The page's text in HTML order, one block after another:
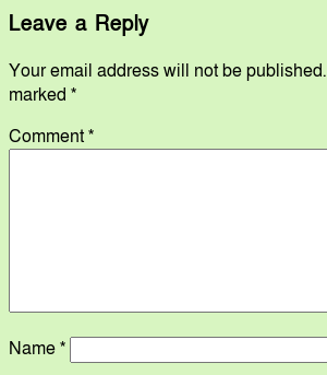
Leave a Reply
Your email address will not be published.
marked *
Comment*
Name*